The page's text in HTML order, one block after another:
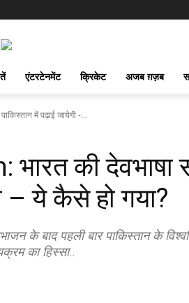
एंटरटेनमेंट क्रिकेट अजब ग़ज़ब
में पढ़ाई जायेगी -...
की देवभाषा
– ये कैसे हो गया?
के बाद पहली बार पाकिस्तान के
का हिस्सा..